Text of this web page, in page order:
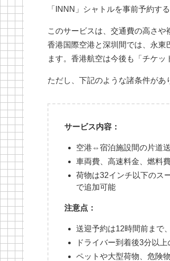
「INNN」シャトルを事前予約す
このサービスは、交通費の高さや
香港国際空港と深圳間では、永
ます。香港航空は今後も「チケッ
ただし、下記のような諸条件があ
サービス内容：
空港⇔宿泊施設間の片道
車両費、高速料金、燃料
荷物は32インチ以下のス
で追加可能
注意点：
送迎予約は12時間前まで
ドライバー到着後3分以
ペットや大型荷物、危険